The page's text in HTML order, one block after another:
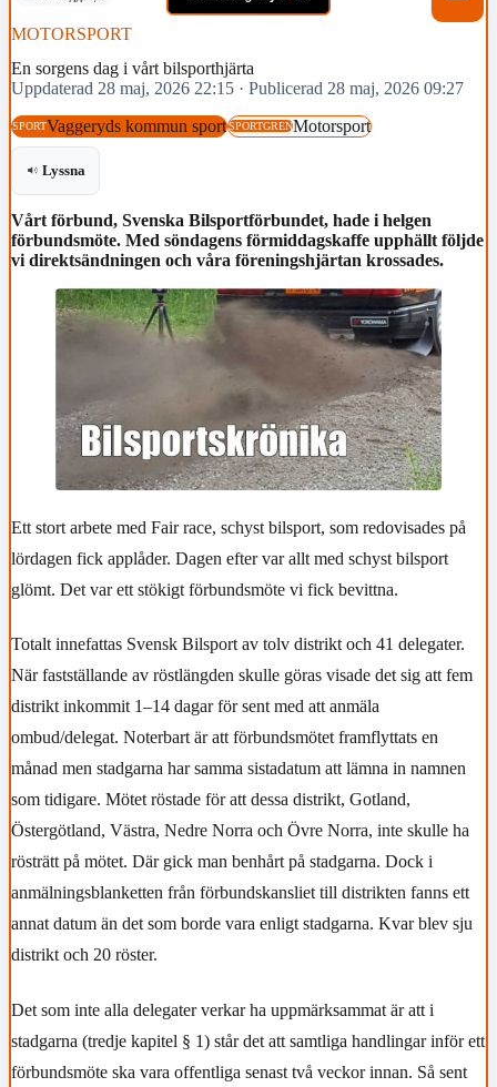
MOTORSPORT
En sorgens dag i vårt bilsporthjärta
Uppdaterad 28 maj, 2026 22:15 · Publicerad 28 maj, 2026 09:27
SPORTVaggeryds kommun sportSPORTGRENMotorsport
Lyssna
Vårt förbund, Svenska Bilsportförbundet, hade i helgen
förbundsmöte. Med söndagens förmiddagskaffe upphällt följde
vi direktsändningen och våra föreningshjärtan krossades.
Ett stort arbete med Fair race, schyst bilsport, som redovisades på
lördagen fick applåder. Dagen efter var allt med schyst bilsport
glömt. Det var ett stökigt förbundsmöte vi fick bevittna.
Totalt innefattas Svensk Bilsport av tolv distrikt och 41 delegater.
När fastställande av röstlängden skulle göras visade det sig att fem
distrikt inkommit 1–14 dagar för sent med att anmäla
ombud/delegat. Noterbart är att förbundsmötet framflyttats en
månad men stadgarna har samma sistadatum att lämna in namnen
som tidigare. Mötet röstade för att dessa distrikt, Gotland,
Östergötland, Västra, Nedre Norra och Övre Norra, inte skulle ha
rösträtt på mötet. Där gick man benhårt på stadgarna. Dock i
anmälningsblanketten från förbundskansliet till distrikten fanns ett
annat datum än det som borde vara enligt stadgarna. Kvar blev sju
distrikt och 20 röster.
Det som inte alla delegater verkar ha uppmärksammat är att i
stadgarna (tredje kapitel § 1) står det att samtliga handlingar inför ett
förbundsmöte ska vara offentliga senast två veckor innan. Så sent